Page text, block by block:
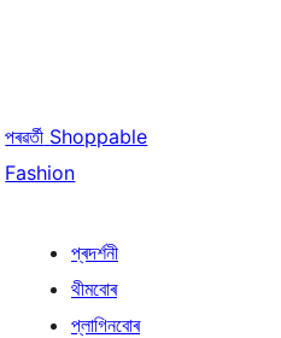
পৰৱৰ্তী Shoppable
Fashion
প্ৰদৰ্শনী
থীমবোৰ
প্লাগিনবোৰ